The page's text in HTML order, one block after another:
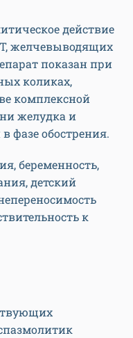
действие
желчевыводящих
показан при
коликах,
комплексной
желудка и
фазе обострения.
беременность,
детский
к